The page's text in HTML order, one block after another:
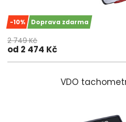
-10% Doprava zdarma
2 749 Kč
od 2 474 Kč
VDO